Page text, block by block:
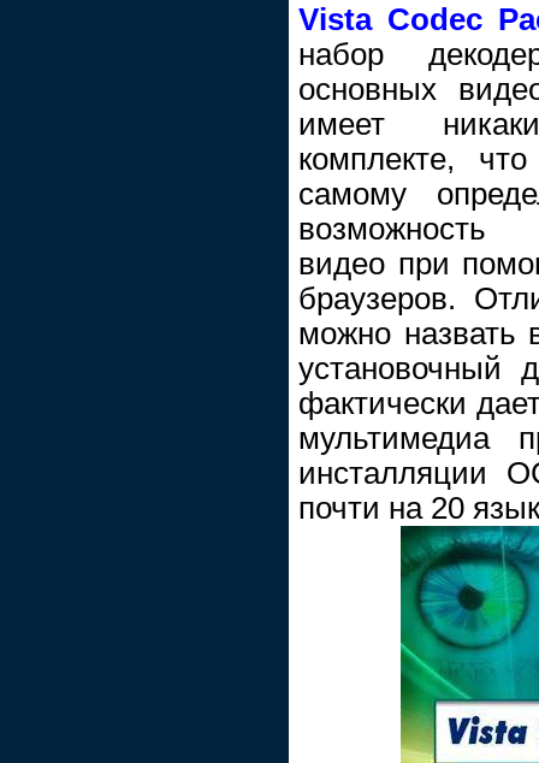
Vista Codec
набор
основных
имеет
комплекте,
самому
возможность
видео при
браузеров.
можно назвать
установочный
фактически
мультимедиа
инсталляции
почти на 20